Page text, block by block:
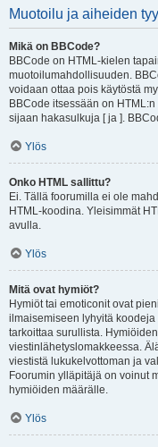
Muotoilu ja aiheiden
Mikä on BBCode?
BBCode on HTML-kielen
muotoilumahdollisuuden.
voidaan ottaa pois käytöstä
BBCode itsessään on
sijaan hakasulkuja [ ja ].
Ylös
Onko HTML sallittu?
Ei. Tällä foorumilla ei ole
HTML-koodina. Yleisimmät
avulla.
Ylös
Mitä ovat hymiöt?
Hymiöt tai emoticonit ovat
ilmaisemiseen lyhyitä
tarkoittaa surullista.
viestinlähetyslomakkeessa.
viestistä lukukelvottoman ja
Foorumin ylläpitäjä on voinut
hymiöiden määrälle.
Ylös